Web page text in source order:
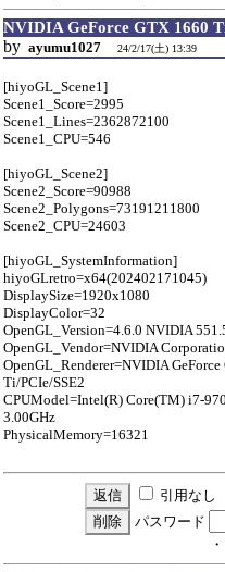
NVIDIA GeForce GTX 1660
by ayumu1027 24/2/17(土) 13:39
[hiyoGL_Scene1]
Scene1_Score=2995
Scene1_Lines=2362872100
Scene1_CPU=546
[hiyoGL_Scene2]
Scene2_Score=90988
Scene2_Polygons=73191211800
Scene2_CPU=24603
[hiyoGL_SystemInformation]
hiyoGLretro=x64(202402171045)
DisplaySize=1920x1080
DisplayColor=32
OpenGL_Version=4.6.0 NVIDIA
OpenGL_Vendor=NVIDIA
OpenGL_Renderer=NVIDIA
Ti/PCIe/SSE2
CPUModel=Intel(R) Core(TM) i7-
3.00GHz
PhysicalMemory=16321
引用なし
パスワード